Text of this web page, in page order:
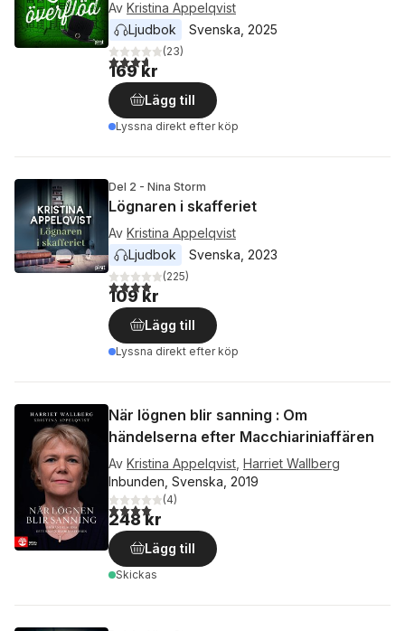
Av Kristina Appelqvist
Ljudbok
Svenska 2025
3,7utav 5 stjärnor. Totalt antal röster:
(23)
169 kr
Lägg till
Lyssna direkt efter köp
Del 2 - Nina Storm
Lögnaren i skafferiet
Av Kristina Appelqvist
Ljudbok
Svenska 2023
3,9utav 5 stjärnor. Totalt antal röster:
(225)
109 kr
Lägg till
Lyssna direkt efter köp
När lögnen blir sanning : Om
händelserna efter Macchiariniaffären
Av Kristina Appelqvist Harriet Wallberg
Inbunden, Svenska, 2019
4,0utav 5 stjärnor. Totalt antal röster:
(4)
248 kr
Lägg till
Skickas